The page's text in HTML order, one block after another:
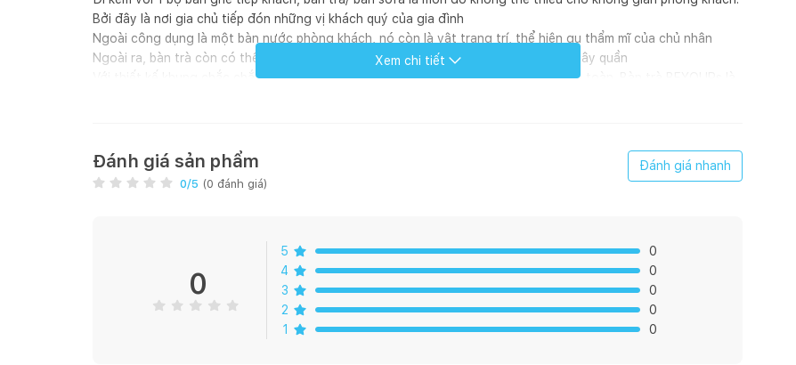
Bởi đây là nơi gia chủ tiếp đón những vị khách quý của gia đình
Ngoài công dụng là một bàn nước phòng khách, nó còn là vật trang trí, thể hiện gu thẩm mĩ của chủ nhân
Ngoài ra, bàn trà còn có thể là bàn làm việc, bàn học, bàn ăn hay nơi cả gia đình quây quần
Với thiết kế khung chắc chắn từ gỗ tự nhiên, và phần chân có khớp gập với chốt an toàn. Bàn trà BEYOURs là
Bàn Trà Sofa Bằng Gỗ Chân Gập B Table BEYOURs
Kích thước size S: 90 x 50 x 32 cm (Dài x Rộng X Cao)
- Kích thước size L: 110 x 50 x 32 cm (Dài x Rộng x Cao)
Xem chi tiết
Đánh giá sản phẩm
0/5 (0 đánh giá)
Đánh giá nhanh
0
5
0
4
0
3
0
2
0
1
0